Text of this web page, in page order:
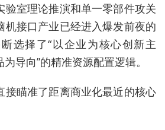
验室理论推演和单一零部件攻关
机接口产业已经进入爆发前夜的
选择了“以企业为核心创新主
导向”的精准资源配置逻辑。
接瞄准了距离商业化最近的核心